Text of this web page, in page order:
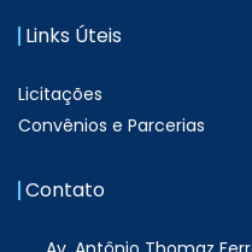
Links Úteis
Licitações
Convênios e Parcerias
Contato